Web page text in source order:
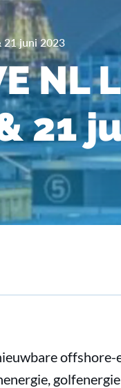
21 juni 2023
NL
21
offshore-